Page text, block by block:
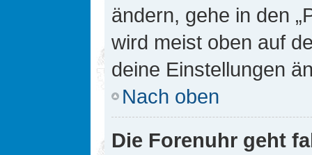
ändern, gehe in den
wird meist oben auf
deine Einstellungen
Nach oben
Die Forenuhr geht